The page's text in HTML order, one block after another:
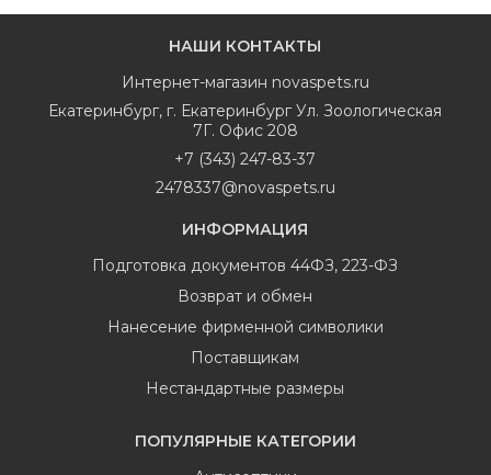
НАШИ КОНТАКТЫ
Интернет-магазин novaspets.ru
Екатеринбург, г. Екатеринбург Ул. Зоологическая
7Г. Офис 208
+7 (343) 247-83-37
2478337@novaspets.ru
ИНФОРМАЦИЯ
Подготовка документов 44ФЗ, 223-ФЗ
Возврат и обмен
Нанесение фирменной символики
Поставщикам
Нестандартные размеры
ПОПУЛЯРНЫЕ КАТЕГОРИИ